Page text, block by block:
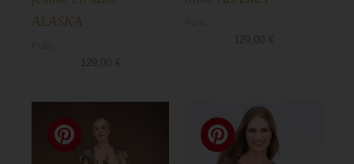
ALASKA
129,00
129,00